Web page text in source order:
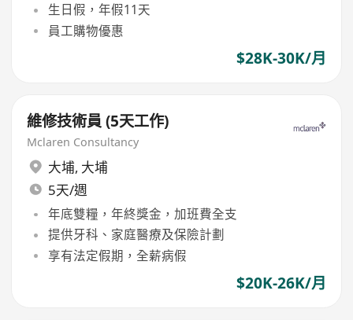
生日假，年假11天
員工購物優惠
$28K-30K/月
維修技術員 (5天工作)
Mclaren Consultancy
大埔, 大埔
5天/週
年底雙糧，年終獎金，加班費全支
提供牙科、家庭醫療及保險計劃
享有法定假期，全薪病假
$20K-26K/月